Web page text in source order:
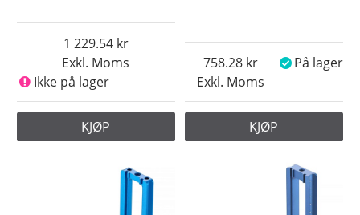
Exkl. Moms
1 229.54
Ikke på lager
KJØP
Exkl. Moms
758.28 På lager
KJØP